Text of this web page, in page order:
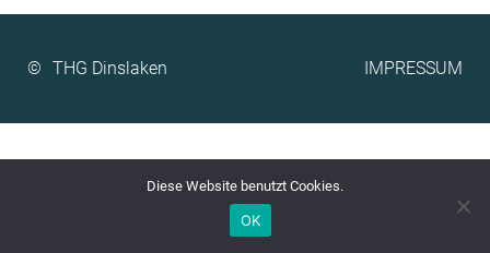
© IMPRESSUM
Diese Website benutzt Cookies.
OK